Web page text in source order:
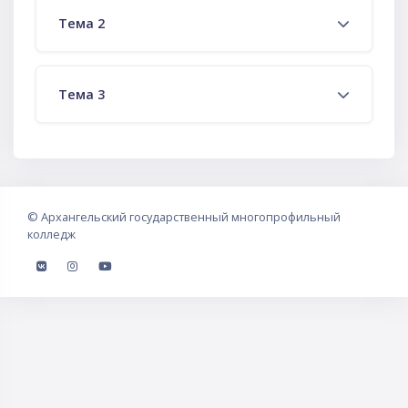
Тема 2
Тема 3
© Архангельский государственный многопрофильный
колледж